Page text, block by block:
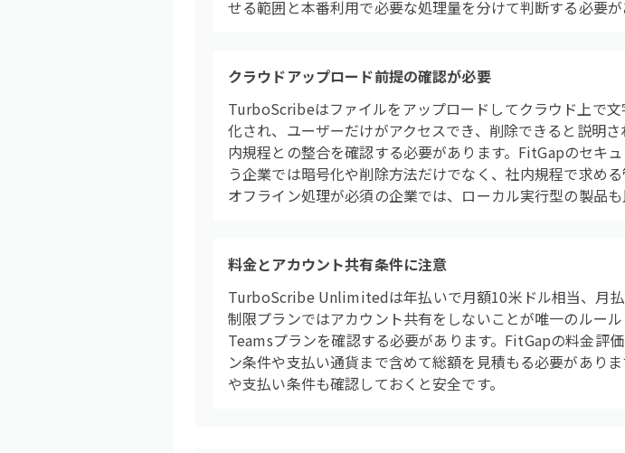
せる範囲と本番利用で必要な処理量を分けて判断する必要が
クラウドアップロード前提の確認が必要
TurboScribeはファイルをアップロードしてクラウド上で
化され、ユーザーだけがアクセスでき、削除できると説明
内規程との整合を確認する必要があります。FitGapのセキ
う企業では暗号化や削除方法だけでなく、社内規程で求め
オフライン処理が必須の企業では、ローカル実行型の製品も
料金とアカウント共有条件に注意
TurboScribe Unlimitedは年払いで月額10米ドル相当、月
制限プランではアカウント共有をしないことが唯一のルー
Teamsプランを確認する必要があります。FitGapの料金評
ン条件や支払い通貨まで含めて総額を見積もる必要があり
や支払い条件も確認しておくと安全です。